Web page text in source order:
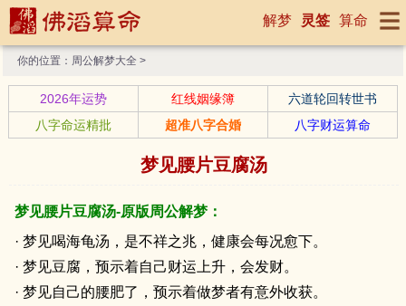
解梦 灵签 算命
你的位置： 周公解梦大全 >
2026年运势 红线姻缘簿
六道轮回转世书
八字命运精批
超准八字合婚 八字财运算命
梦见腰片豆腐汤
梦见腰片豆腐汤-原版周公解梦：
· 梦见喝海龟汤，是不祥之兆，健康会每况愈下。
· 梦见豆腐，预示着自己财运上升，会发财。
· 梦见自己的腰肥了，预示着做梦者有意外收获。